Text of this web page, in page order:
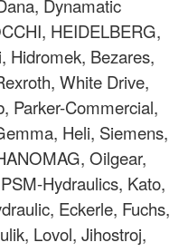
Dynamatic
HEIDELBERG,
Hidromek, Bezares,
White Drive,
Parker-Commercial,
Heli, Siemens,
Oilgear,
Hydraulics, Kato,
Eckerle, Fuchs,
Lovol, Jihostroj,